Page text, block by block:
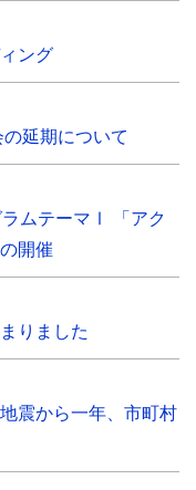
ング
延期について
ムテーマⅠ 「アク
開催
りました
震から一年、市町村